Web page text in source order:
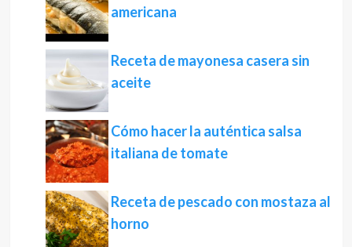
americana
Receta de mayonesa casera sin
aceite
Cómo hacer la auténtica salsa
italiana de tomate
Receta de pescado con mostaza al
horno